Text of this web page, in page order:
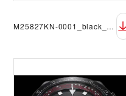
M25827KN-0001_black_fabric_black_FF_sRGB_black